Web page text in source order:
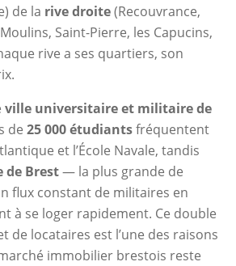
de la rive droite(Recouvrance,
Saint-Pierre, les Capucins,
rive a ses quartiers, son
ville universitaire et militaire de
de 25 000 étudiantsfréquentent
et l’École Navale, tandis
de Brest— la plus grande de
flux constant de militaires en
à se loger rapidement. Ce double
de locataires est l’une des raisons
immobilier brestois reste